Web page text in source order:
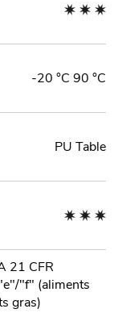
-20 °C 90 °C
PU Table
21 CFR
"f" (aliments
gras)